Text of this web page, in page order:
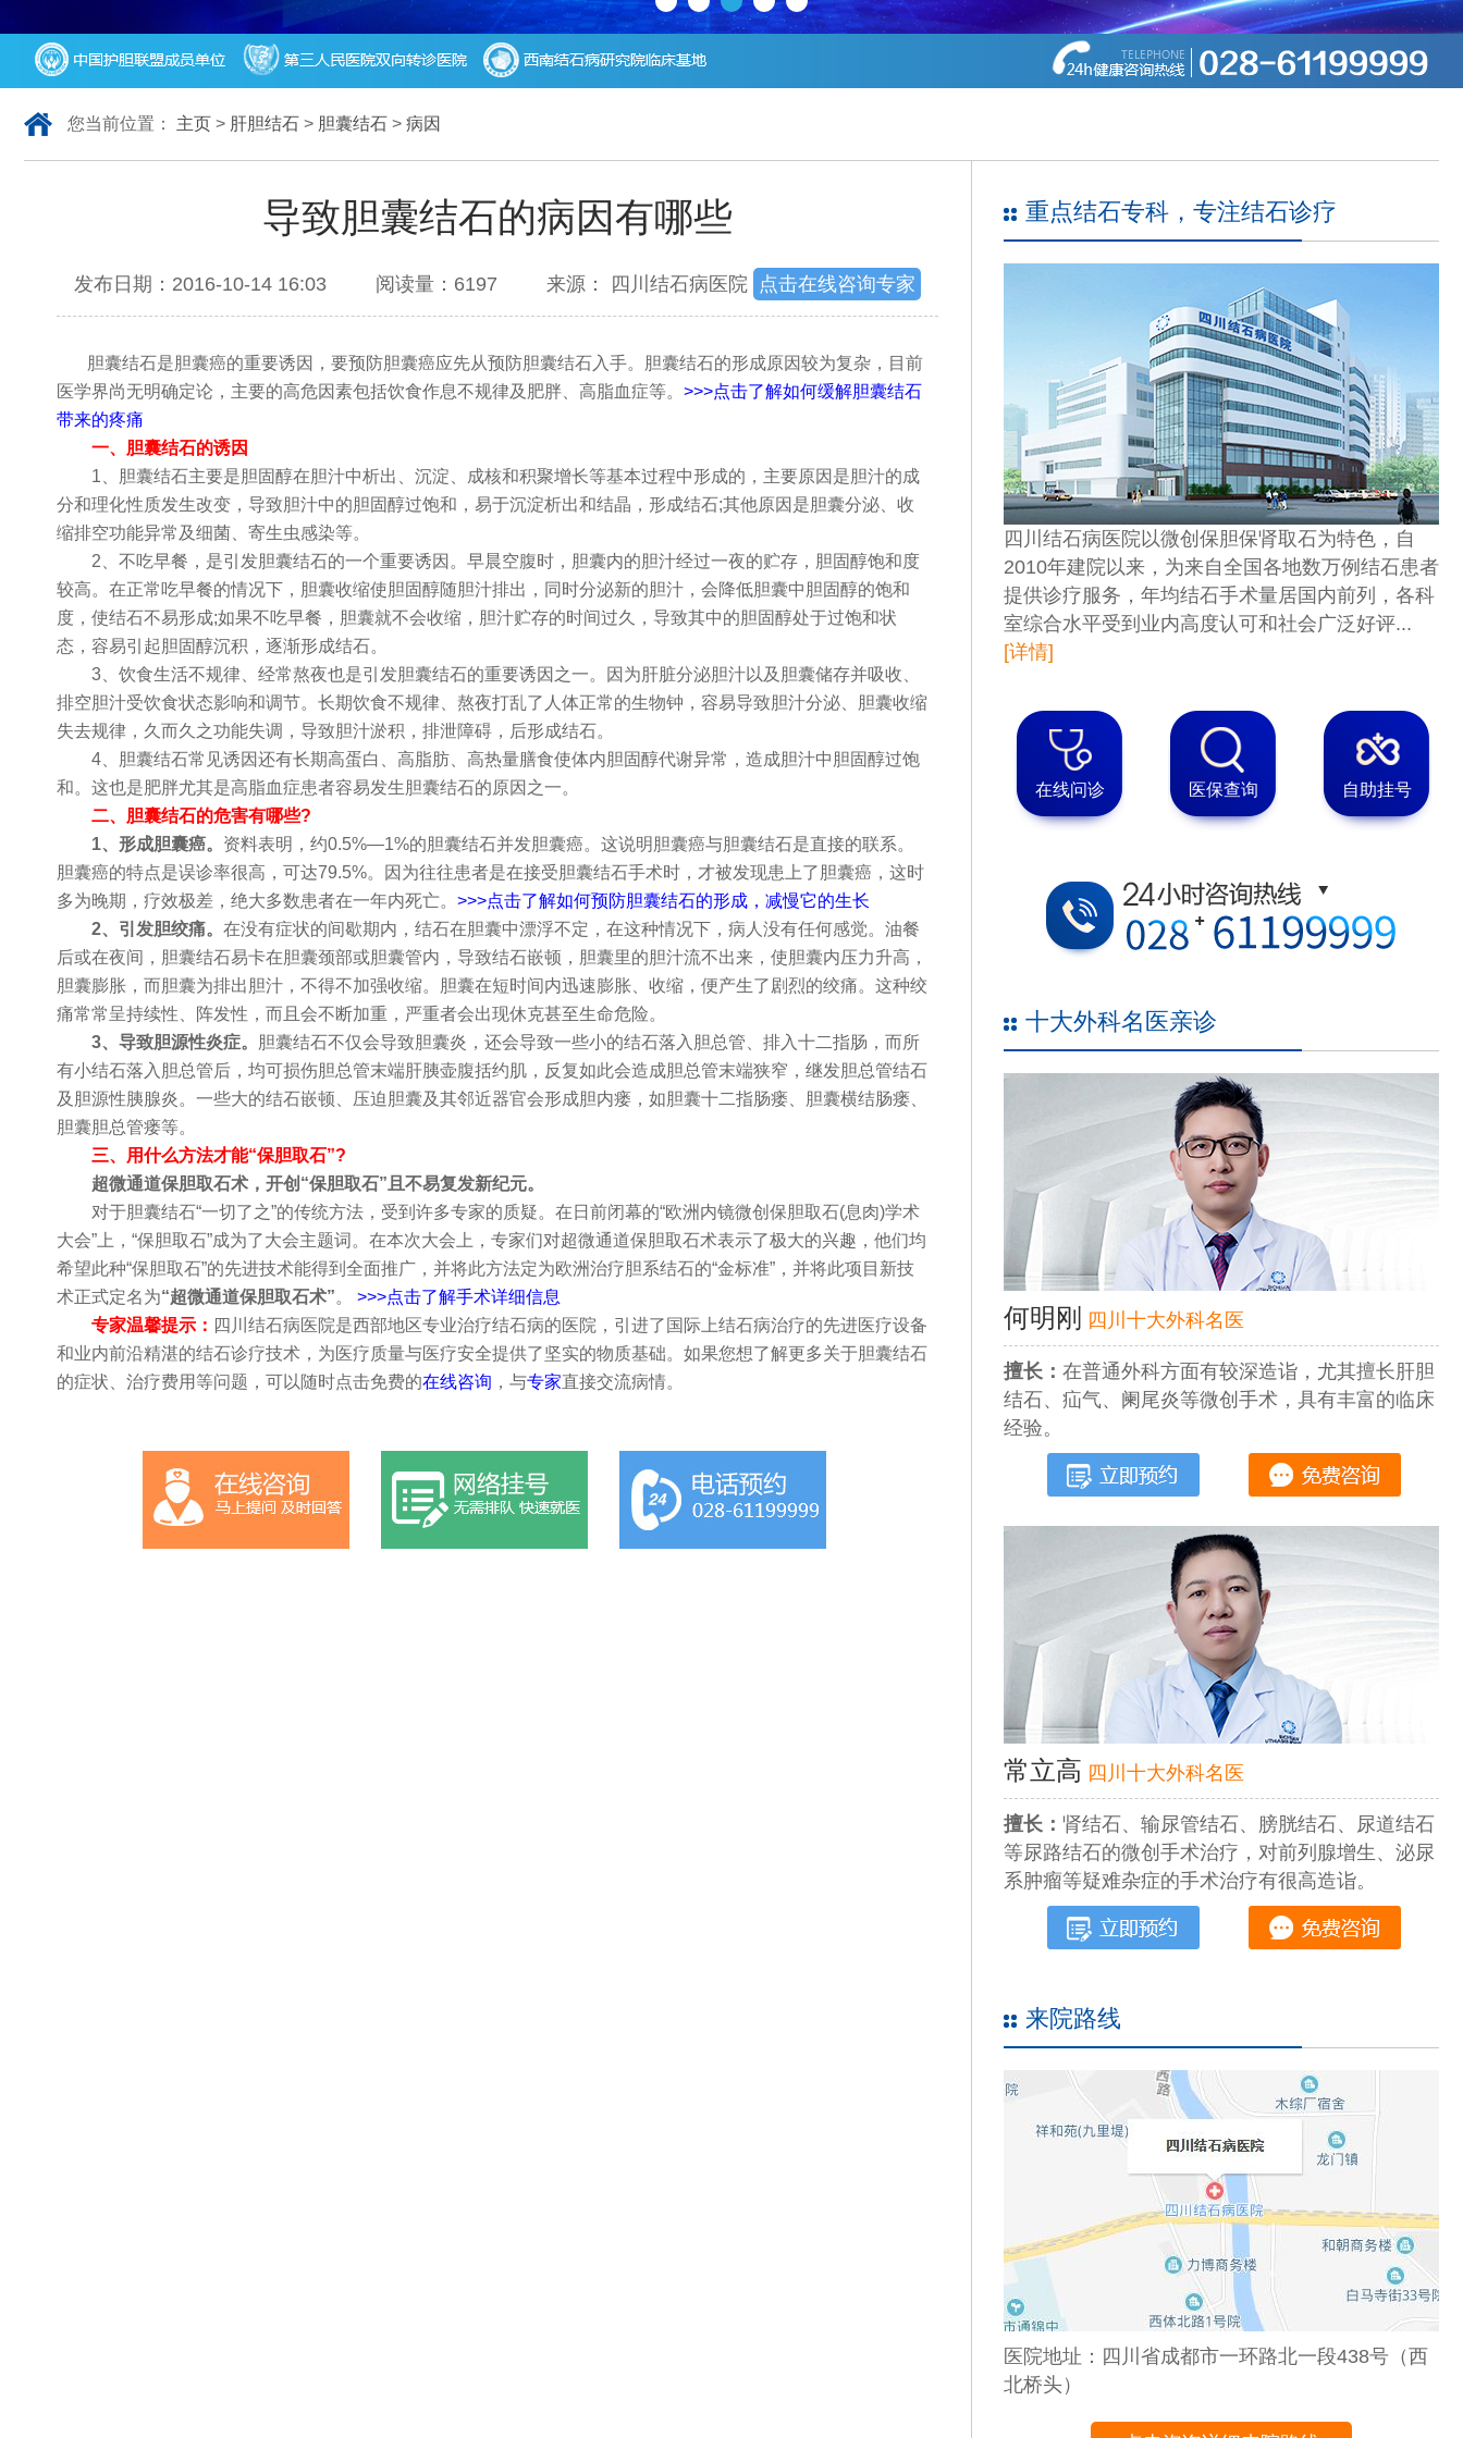
您当前位置： 主页 > 肝胆结石 > 胆囊结石 > 病因
导致胆囊结石的病因有哪些
发布日期：2016-10-14 16:03 阅读量：6197 来源： 四川结石病医院 点击在线咨询专家
胆囊结石是胆囊癌的重要诱因，要预防胆囊癌应先从预防胆囊结石入手。胆囊结石的形成原因较为复杂，目前
医学界尚无明确定论，主要的高危因素包括饮食作息不规律及肥胖、高脂血症等。 >>>点击了解如何缓解胆囊结石
带来的疼痛
一、胆囊结石的诱因
1、胆囊结石主要是胆固醇在胆汁中析出、沉淀、成核和积聚增长等基本过程中形成的，主要原因是胆汁的成
分和理化性质发生改变，导致胆汁中的胆固醇过饱和，易于沉淀析出和结晶，形成结石;其他原因是胆囊分泌、收
缩排空功能异常及细菌、寄生虫感染等。
2、不吃早餐，是引发胆囊结石的一个重要诱因。早晨空腹时，胆囊内的胆汁经过一夜的贮存，胆固醇饱和度
较高。在正常吃早餐的情况下，胆囊收缩使胆固醇随胆汁排出，同时分泌新的胆汁，会降低胆囊中胆固醇的饱和
度，使结石不易形成;如果不吃早餐，胆囊就不会收缩，胆汁贮存的时间过久，导致其中的胆固醇处于过饱和状
态，容易引起胆固醇沉积，逐渐形成结石。
3、饮食生活不规律、经常熬夜也是引发胆囊结石的重要诱因之一。因为肝脏分泌胆汁以及胆囊储存并吸收、
排空胆汁受饮食状态影响和调节。长期饮食不规律、熬夜打乱了人体正常的生物钟，容易导致胆汁分泌、胆囊收缩
失去规律，久而久之功能失调，导致胆汁淤积，排泄障碍，后形成结石。
4、胆囊结石常见诱因还有长期高蛋白、高脂肪、高热量膳食使体内胆固醇代谢异常，造成胆汁中胆固醇过饱
和。这也是肥胖尤其是高脂血症患者容易发生胆囊结石的原因之一。
二、胆囊结石的危害有哪些?
1、形成胆囊癌。 资料表明，约0.5%—1%的胆囊结石并发胆囊癌。这说明胆囊癌与胆囊结石是直接的联系。
胆囊癌的特点是误诊率很高，可达79.5%。因为往往患者是在接受胆囊结石手术时，才被发现患上了胆囊癌，这时
多为晚期，疗效极差，绝大多数患者在一年内死亡。 >>>点击了解如何预防胆囊结石的形成，减慢它的生长
2、引发胆绞痛。 在没有症状的间歇期内，结石在胆囊中漂浮不定，在这种情况下，病人没有任何感觉。油餐
后或在夜间，胆囊结石易卡在胆囊颈部或胆囊管内，导致结石嵌顿，胆囊里的胆汁流不出来，使胆囊内压力升高，
胆囊膨胀，而胆囊为排出胆汁，不得不加强收缩。胆囊在短时间内迅速膨胀、收缩，便产生了剧烈的绞痛。这种绞
痛常常呈持续性、阵发性，而且会不断加重，严重者会出现休克甚至生命危险。
3、导致胆源性炎症。
胆囊结石不仅会导致胆囊炎，还会导致一些小的结石落入胆总管、排入十二指肠，而所
有小结石落入胆总管后，均可损伤胆总管末端肝胰壶腹括约肌，反复如此会造成胆总管末端狭窄，继发胆总管结石
及胆源性胰腺炎。一些大的结石嵌顿、压迫胆囊及其邻近器官会形成胆内瘘，如胆囊十二指肠瘘、胆囊横结肠瘘、
胆囊胆总管瘘等。
三、用什么方法才能“保胆取石”?
超微通道保胆取石术，开创“保胆取石”且不易复发新纪元。
对于胆囊结石“一切了之”的传统方法，受到许多专家的质疑。在日前闭幕的“欧洲内镜微创保胆取石(息肉)学术
大会”上，“保胆取石”成为了大会主题词。在本次大会上，专家们对超微通道保胆取石术表示了极大的兴趣，他们均
希望此种“保胆取石”的先进技术能得到全面推广，并将此方法定为欧洲治疗胆系结石的“金标准”，并将此项目新技
术正式定名为“超微通道保胆取石术”。
>>>点击了解手术详细信息
专家温馨提示： 四川结石病医院是西部地区专业治疗结石病的医院，引进了国际上结石病治疗的先进医疗设备
和业内前沿精湛的结石诊疗技术，为医疗质量与医疗安全提供了坚实的物质基础。如果您想了解更多关于胆囊结石
的症状、治疗费用等问题，可以随时点击免费的在线咨询 ，与专家直接交流病情。
重点结石专科，专注结石诊疗
四川结石病医院以微创保胆保肾取石为特色，自
2010年建院以来，为来自全国各地数万例结石患者
提供诊疗服务，年均结石手术量居国内前列，各科
室综合水平受到业内高度认可和社会广泛好评...
[详情]
在线问诊 医保查询 自助挂号
十大外科名医亲诊
何明刚 四川十大外科名医
擅长： 在普通外科方面有较深造诣，尤其擅长肝胆
结石、疝气、阑尾炎等微创手术，具有丰富的临床
经验。
常立高 四川十大外科名医
擅长： 肾结石、输尿管结石、膀胱结石、尿道结石
等尿路结石的微创手术治疗，对前列腺增生、泌尿
系肿瘤等疑难杂症的手术治疗有很高造诣。
来院路线
医院地址：四川省成都市一环路北一段438号（西
北桥头）